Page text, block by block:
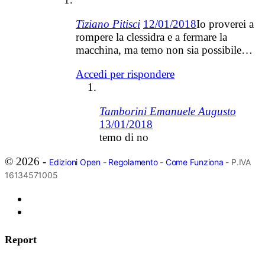
Tiziano Pitisci 12/01/2018Io proverei a
rompere la clessidra e a fermare la
macchina, ma temo non sia possibile…
Accedi per rispondere
Tamborini Emanuele Augusto
13/01/2018
temo di no
© 2026 - Edizioni Open- Regolamento- Come Funziona - P.IVA
16134571005
Report